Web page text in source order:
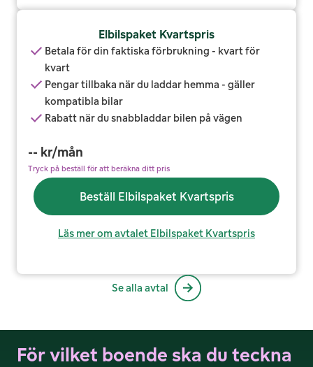
Elbilspaket Kvartspris
Betala för din faktiska förbrukning - kvart för
kvart
Pengar tillbaka när du laddar hemma - gäller
kompatibla bilar
Rabatt när du snabbladdar bilen på vägen
-- kr/mån
Tryck på beställ för att beräkna ditt pris
Beställ Elbilspaket Kvartspris
Läs mer om avtalet Elbilspaket Kvartspris
Se alla avtal
För vilket boende ska du teckna